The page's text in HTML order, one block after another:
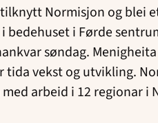
Normisjon og blei
bedehuset i Førde
søndag.
vekst og utvikling.
arbeid i 12 regionar i